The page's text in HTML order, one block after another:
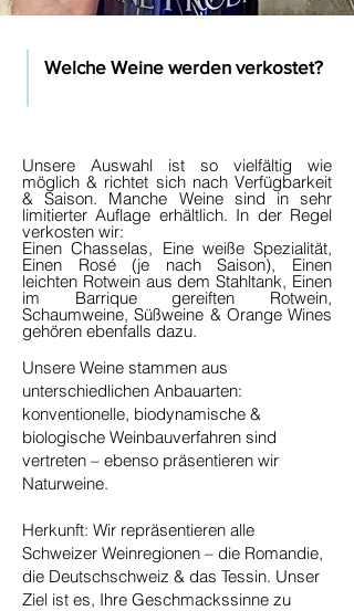
Welche Weine werden verkostet?
Unsere Auswahl ist so vielfältig wie
möglich & richtet sich nach Verfügbarkeit
& Saison. Manche Weine sind in sehr
limitierter Auflage erhältlich. In der Regel
verkosten wir:
Einen Chasselas, Eine weiße Spezialität,
Einen Rosé (je nach Saison), Einen
leichten Rotwein aus dem Stahltank, Einen
im Barrique gereiften Rotwein,
Schaumweine, Süßweine & Orange Wines
gehören ebenfalls dazu.
Unsere Weine stammen aus
unterschiedlichen Anbauarten:
konventionelle, biodynamische &
biologische Weinbauverfahren sind
vertreten – ebenso präsentieren wir
Naturweine.
Herkunft: Wir repräsentieren alle
Schweizer Weinregionen – die Romandie,
die Deutschschweiz & das Tessin. Unser
Ziel ist es, Ihre Geschmackssinne zu